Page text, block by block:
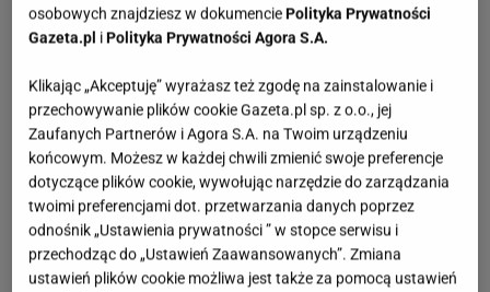
osobowych znajdziesz w dokumenciePolityka Prywatności
Gazeta.pl iPolityka Prywatności Agora S.A.
Klikając „Akceptuję” wyrażasz też zgodę na zainstalowanie i
przechowywanie plików cookie Gazeta.pl sp. z o.o., jej
Zaufanych Partnerów i Agora S.A. na Twoim urządzeniu
końcowym. Możesz w każdej chwili zmienić swoje preferencje
dotyczące plików cookie, wywołując narzędzie do zarządzania
twoimi preferencjami dot. przetwarzania danych poprzez
odnośnik „Ustawienia prywatności ” w stopce serwisu i
przechodząc do „Ustawień Zaawansowanych”. Zmiana
ustawień plików cookie możliwa jest także za pomocą ustawień